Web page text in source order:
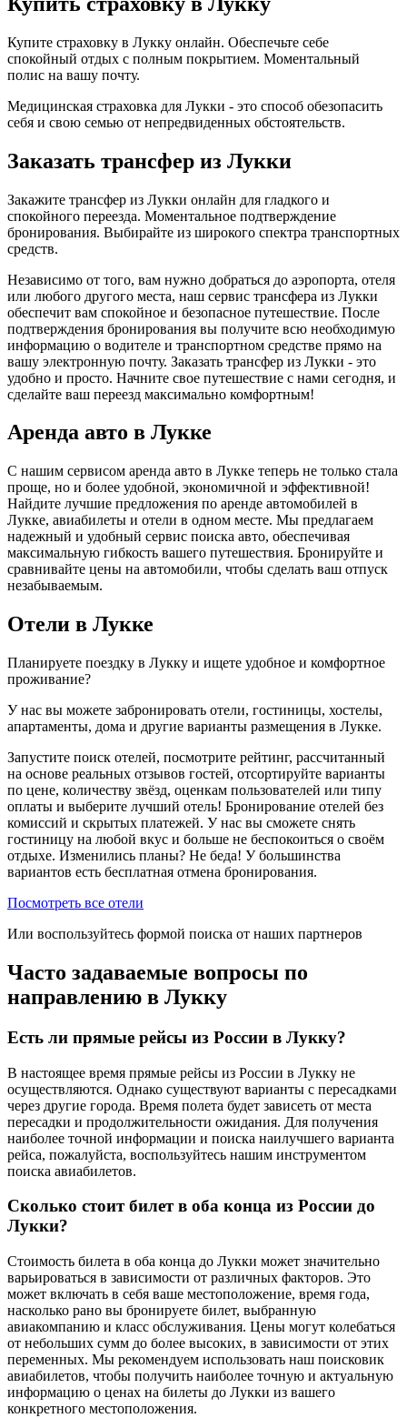
Купите страховку в Лукку онлайн. Обеспечьте себе
спокойный отдых с полным покрытием. Моментальный
полис на вашу почту.
Медицинская страховка для Лукки - это способ обезопасить
себя и свою семью от непредвиденных обстоятельств.
Заказать трансфер из Лукки
Закажите трансфер из Лукки онлайн для гладкого и
спокойного переезда. Моментальное подтверждение
бронирования. Выбирайте из широкого спектра транспортных
средств.
Независимо от того, вам нужно добраться до аэропорта, отеля
или любого другого места, наш сервис трансфера из Лукки
обеспечит вам спокойное и безопасное путешествие. После
подтверждения бронирования вы получите всю необходимую
информацию о водителе и транспортном средстве прямо на
вашу электронную почту. Заказать трансфер из Лукки - это
удобно и просто. Начните свое путешествие с нами сегодня, и
сделайте ваш переезд максимально комфортным!
Аренда авто в Лукке
С нашим сервисом аренда авто в Лукке теперь не только стала
проще, но и более удобной, экономичной и эффективной!
Найдите лучшие предложения по аренде автомобилей в
Лукке, авиабилеты и отели в одном месте. Мы предлагаем
надежный и удобный сервис поиска авто, обеспечивая
максимальную гибкость вашего путешествия. Бронируйте и
сравнивайте цены на автомобили, чтобы сделать ваш отпуск
незабываемым.
Отели в Лукке
Планируете поездку в Лукку и ищете удобное и комфортное
проживание?
У нас вы можете забронировать отели, гостиницы, хостелы,
апартаменты, дома и другие варианты размещения в Лукке.
Запустите поиск отелей, посмотрите рейтинг, рассчитанный
на основе реальных отзывов гостей, отсортируйте варианты
по цене, количеству звёзд, оценкам пользователей или типу
оплаты и выберите лучший отель! Бронирование отелей без
комиссий и скрытых платежей. У нас вы сможете снять
гостиницу на любой вкус и больше не беспокоиться о своём
отдыхе. Изменились планы? Не беда! У большинства
вариантов есть бесплатная отмена бронирования.
Посмотреть все отели
Или воспользуйтесь формой поиска от наших партнеров
Часто задаваемые вопросы по
направлению в Лукку
Есть ли прямые рейсы из России в Лукку?
В настоящее время прямые рейсы из России в Лукку не
осуществляются. Однако существуют варианты с пересадками
через другие города. Время полета будет зависеть от места
пересадки и продолжительности ожидания. Для получения
наиболее точной информации и поиска наилучшего варианта
рейса, пожалуйста, воспользуйтесь нашим инструментом
поиска авиабилетов.
Сколько стоит билет в оба конца из России до
Лукки?
Стоимость билета в оба конца до Лукки может значительно
варьироваться в зависимости от различных факторов. Это
может включать в себя ваше местоположение, время года,
насколько рано вы бронируете билет, выбранную
авиакомпанию и класс обслуживания. Цены могут колебаться
от небольших сумм до более высоких, в зависимости от этих
переменных. Мы рекомендуем использовать наш поисковик
авиабилетов, чтобы получить наиболее точную и актуальную
информацию о ценах на билеты до Лукки из вашего
конкретного местоположения.